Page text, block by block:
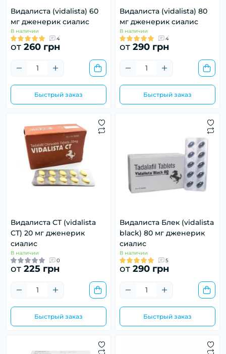
Видалиста (vidalista) 60
мг дженерик сиалис
В наличии
4
от 260 грн
Быстрый заказ
Видалиста (vidalista) 80
мг дженерик сиалис
В наличии
4
от 290 грн
Быстрый заказ
Видалиста CT (vidalista
CT) 20 мг дженерик
сиалис
В наличии
0
от 225 грн
Быстрый заказ
Видалиста Блек (vidalista
black) 80 мг дженерик
сиалис
В наличии
5
от 290 грн
Быстрый заказ